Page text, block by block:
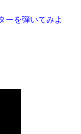
ーを弾いてみよ